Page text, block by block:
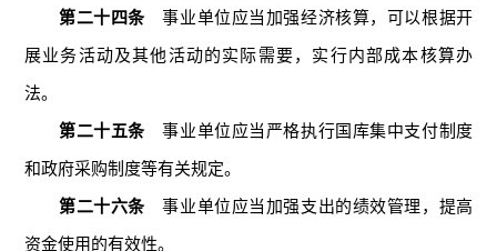
第二十四条事业单位应当加强经济核算，可以根据开
展业务活动及其他活动的实际需要，实行内部成本核算办
法。
第二十五条事业单位应当严格执行国库集中支付制度
和政府采购制度等有关规定。
第二十六条事业单位应当加强支出的绩效管理，提高
资金使用的有效性。